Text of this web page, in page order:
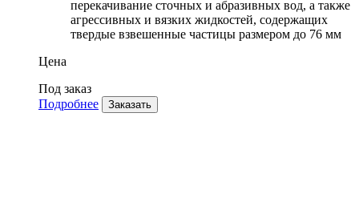
перекачивание сточных и абразивных вод, а также
агрессивных и вязких жидкостей, содержащих
твердые взвешенные частицы размером до 76 мм
Цена
Под заказ
Подробнее
Заказать